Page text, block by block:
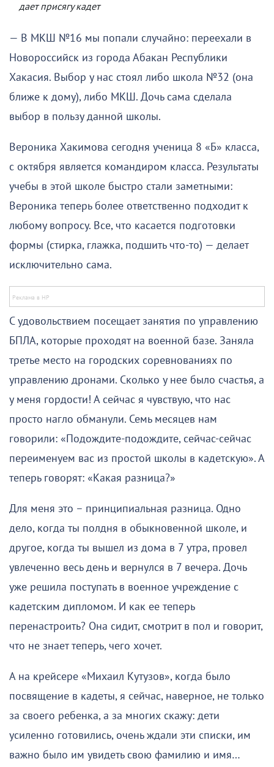
дает присягу кадет
— В МКШ №16 мы попали случайно: переехали в
Новороссийск из города Абакан Республики
Хакасия. Выбор у нас стоял либо школа №32 (она
ближе к дому), либо МКШ. Дочь сама сделала
выбор в пользу данной школы.
Вероника Хакимова сегодня ученица 8 «Б» класса,
с октября является командиром класса. Результаты
учебы в этой школе быстро стали заметными:
Вероника теперь более ответственно подходит к
любому вопросу. Все, что касается подготовки
формы (стирка, глажка, подшить что-то) — делает
исключительно сама.
С удовольствием посещает занятия по управлению
БПЛА, которые проходят на военной базе. Заняла
третье место на городских соревнованиях по
управлению дронами. Сколько у нее было счастья, а
у меня гордости! А сейчас я чувствую, что нас
просто нагло обманули. Семь месяцев нам
говорили: «Подождите-подождите, сейчас-сейчас
переименуем вас из простой школы в кадетскую». А
теперь говорят: «Какая разница?»
Для меня это – принципиальная разница. Одно
дело, когда ты полдня в обыкновенной школе, и
другое, когда ты вышел из дома в 7 утра, провел
увлеченно весь день и вернулся в 7 вечера. Дочь
уже решила поступать в военное учреждение с
кадетским дипломом. И как ее теперь
перенастроить? Она сидит, смотрит в пол и говорит,
что не знает теперь, чего хочет.
А на крейсере «Михаил Кутузов», когда было
посвящение в кадеты, я сейчас, наверное, не только
за своего ребенка, а за многих скажу: дети
усиленно готовились, очень ждали эти списки, им
важно было им увидеть свою фамилию и имя…